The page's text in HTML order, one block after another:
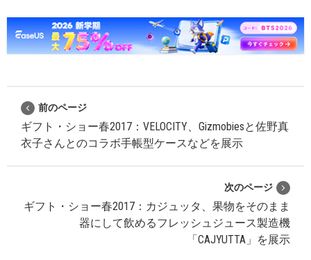
前のページ
ギフト・ショー春2017：VELOCITY、Gizmobiesと佐野真
衣子さんとのコラボ手帳型ケースなどを展示
次のページ
ギフト・ショー春2017：カジュッタ、果物をそのまま
器にして飲めるフレッシュジュース製造機
「CAJYUTTA」を展示